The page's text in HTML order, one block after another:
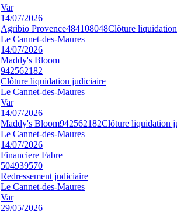
Var
14/07/2026
Agribio Provence484108048Clôture
Le Cannet-des-Maures
14/07/2026
Maddy's Bloom
942562182
Clôture liquidation judiciaire
Le Cannet-des-Maures
Var
14/07/2026
Maddy's Bloom942562182Clôture liquidation
Le Cannet-des-Maures
14/07/2026
Financiere Fabre
504939570
Redressement judiciaire
Le Cannet-des-Maures
Var
29/05/2026